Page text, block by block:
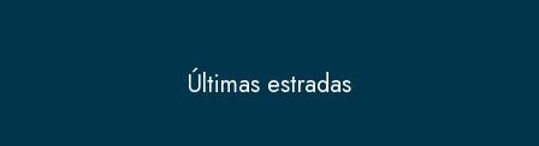
Últimas estradas